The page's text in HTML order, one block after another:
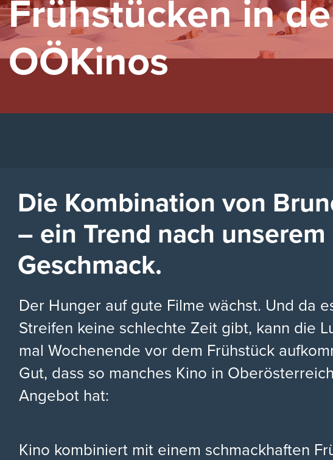
Frühstücken in
OÖKinos
Die Kombination von
– ein Trend nach unserem
Geschmack.
Der Hunger auf gute Filme wächst. Und da
Streifen keine schlechte Zeit gibt, kann die
mal Wochenende vor dem Frühstück
Gut, dass so manches Kino in
Angebot hat:
Kino kombiniert mit einem schmackhaften